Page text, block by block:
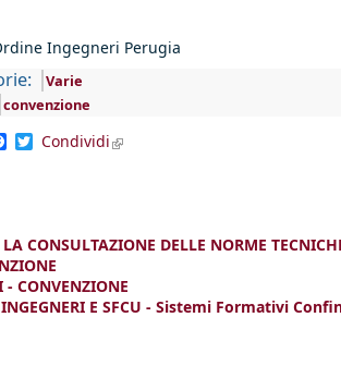
Ingegneri Perugia
Varie
convenzione
Facebook
Twitter
Condividi(link is external)
CONSULTAZIONE DELLE NORME
- CONVENZIONE
INGEGNERI E SFCU - Sistemi Formativi